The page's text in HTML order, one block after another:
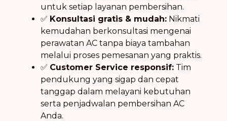
untuk setiap layanan pembersihan.
✅ Konsultasi gratis & mudah: Nikmati
kemudahan berkonsultasi mengenai
perawatan AC tanpa biaya tambahan
melalui proses pemesanan yang praktis.
✅ Customer Service responsif: Tim
pendukung yang sigap dan cepat
tanggap dalam melayani kebutuhan
serta penjadwalan pembersihan AC
Anda.